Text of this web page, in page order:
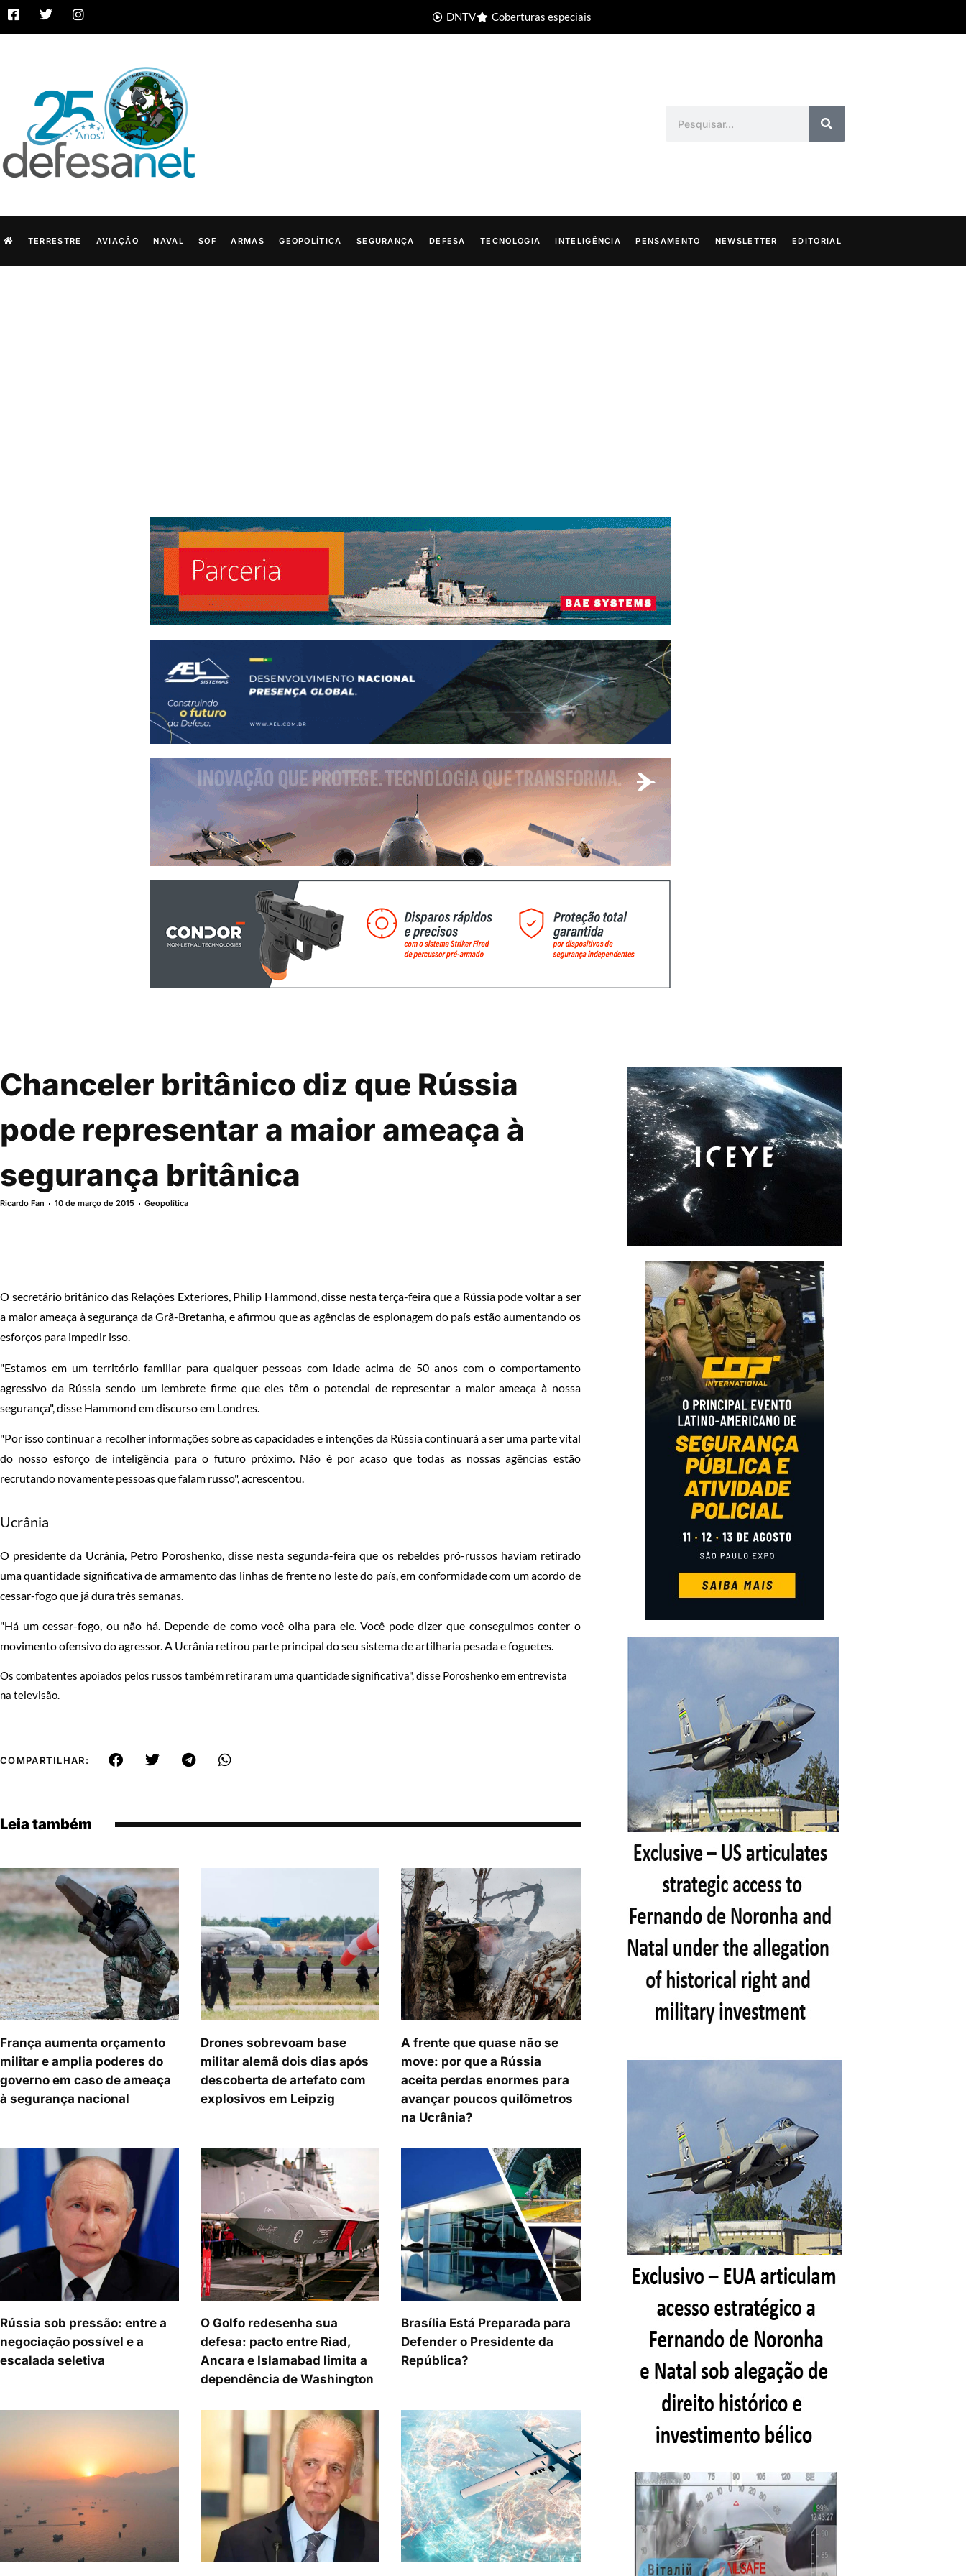
DNTV Coberturas especiais
TERRESTRE AVIAÇÃO NAVAL SOF ARMAS GEOPOLÍTICA SEGURANÇA DEFESA TECNOLOGIA INTELIGÊNCIA PENSAMENTO NEWSLETTER EDITORIAL
Chanceler britânico diz que Rússia
pode representar a maior ameaça à
segurança britânica
Ricardo Fan 10 de março de 2015 Geopolítica
O secretário britânico das Relações Exteriores, Philip Hammond, disse nesta terça-feira que a Rússia pode voltar a ser
a maior ameaça à segurança da Grã-Bretanha, e afirmou que as agências de espionagem do país estão aumentando os
esforços para impedir isso.
"Estamos em um território familiar para qualquer pessoas com idade acima de 50 anos com o comportamento
agressivo da Rússia sendo um lembrete firme que eles têm o potencial de representar a maior ameaça à nossa
segurança", disse Hammond em discurso em Londres.
"Por isso continuar a recolher informações sobre as capacidades e intenções da Rússia continuará a ser uma parte vital
do nosso esforço de inteligência para o futuro próximo. Não é por acaso que todas as nossas agências estão
recrutando novamente pessoas que falam russo", acrescentou.
Ucrânia
O presidente da Ucrânia, Petro Poroshenko, disse nesta segunda-feira que os rebeldes pró-russos haviam retirado
uma quantidade significativa de armamento das linhas de frente no leste do país, em conformidade com um acordo de
cessar-fogo que já dura três semanas.
"Há um cessar-fogo, ou não há. Depende de como você olha para ele. Você pode dizer que conseguimos conter o
movimento ofensivo do agressor. A Ucrânia retirou parte principal do seu sistema de artilharia pesada e foguetes.
Os combatentes apoiados pelos russos também retiraram uma quantidade significativa", disse Poroshenko em entrevista
na televisão.
COMPARTILHAR:
Leia também
França aumenta orçamento
militar e amplia poderes do
governo em caso de ameaça
à segurança nacional
Drones sobrevoam base
militar alemã dois dias após
descoberta de artefato com
explosivos em Leipzig
A frente que quase não se
move: por que a Rússia
aceita perdas enormes para
avançar poucos quilômetros
na Ucrânia?
Rússia sob pressão: entre a
negociação possível e a
escalada seletiva
O Golfo redesenha sua
defesa: pacto entre Riad,
Ancara e Islamabad limita a
dependência de Washington
Brasília Está Preparada para
Defender o Presidente da
República?